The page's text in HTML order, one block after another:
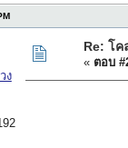
ง
Re: โค
« ตอบ